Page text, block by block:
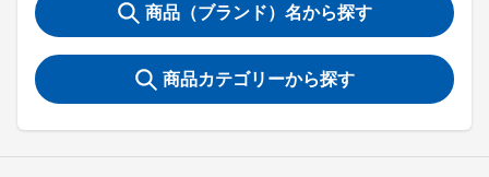
商品（ブランド）名から探す
商品カテゴリーから探す